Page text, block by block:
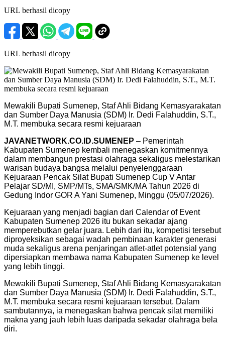
URL berhasil dicopy
URL berhasil dicopy
Mewakili Bupati Sumenep, Staf Ahli Bidang Kemasyarakatan
dan Sumber Daya Manusia (SDM) Ir. Dedi Falahuddin, S.T.,
M.T. membuka secara resmi kejuaraan
JAVANETWORK.CO.ID.SUMENEP – Pemerintah
Kabupaten Sumenep kembali menegaskan komitmennya
dalam membangun prestasi olahraga sekaligus melestarikan
warisan budaya bangsa melalui penyelenggaraan
Kejuaraan Pencak Silat Bupati Sumenep Cup V Antar
Pelajar SD/MI, SMP/MTs, SMA/SMK/MA Tahun 2026 di
Gedung Indor GOR A Yani Sumenep, Minggu (05/07/2026).
Kejuaraan yang menjadi bagian dari Calendar of Event
Kabupaten Sumenep 2026 itu bukan sekadar ajang
memperebutkan gelar juara. Lebih dari itu, kompetisi tersebut
diproyeksikan sebagai wadah pembinaan karakter generasi
muda sekaligus arena penjaringan atlet-atlet potensial yang
dipersiapkan membawa nama Kabupaten Sumenep ke level
yang lebih tinggi.
Mewakili Bupati Sumenep, Staf Ahli Bidang Kemasyarakatan
dan Sumber Daya Manusia (SDM) Ir. Dedi Falahuddin, S.T.,
M.T. membuka secara resmi kejuaraan tersebut. Dalam
sambutannya, ia menegaskan bahwa pencak silat memiliki
makna yang jauh lebih luas daripada sekadar olahraga bela
diri.